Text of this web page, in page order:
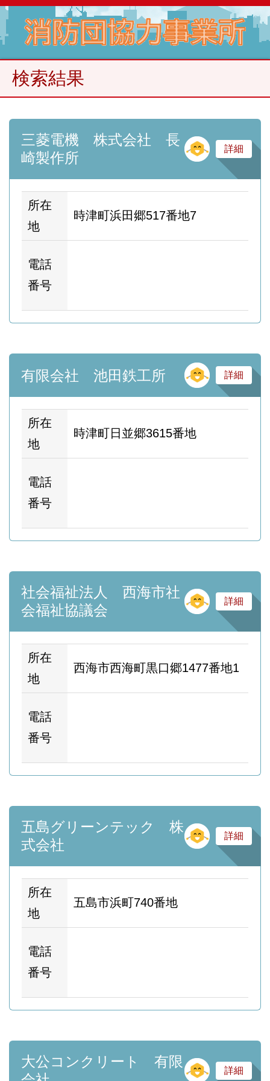
検索結果
三菱電機 株式会社 長
崎製作所
そ
詳細
所在
地
時津町浜田郷517番地7
電話
番号
有限会社 池田鉄工所 そ
詳細
所在
地
時津町日並郷3615番地
電話
番号
社会福祉法人 西海市社
会福祉協議会
そ
詳細
所在
地
西海市西海町黒口郷1477番地1
電話
番号
五島グリーンテック 株
式会社
そ
詳細
所在
地
五島市浜町740番地
電話
番号
大公コンクリート 有限
そ
詳細